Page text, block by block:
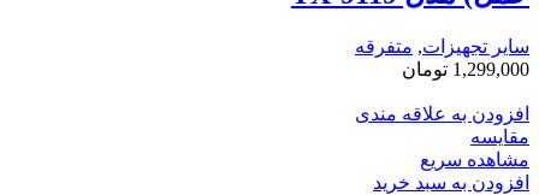
سایر تجهیزات, متفرقه
1,299,000 تومان
افزودن به علاقه مندی
مقایسه
مشاهده سریع
افزودن به سبد خرید